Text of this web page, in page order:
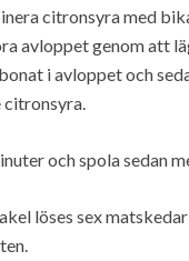
citronsyra med
avloppet genom att
i avloppet och
och spola sedan
löses sex